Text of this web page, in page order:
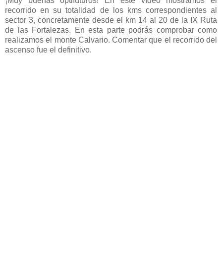
recorrido en su totalidad de los kms correspondientes al
sector 3, concretamente desde el km 14 al 20 de la IX Ruta
de las Fortalezas. En esta parte podrás comprobar como
realizamos el monte Calvario. Comentar que el recorrido del
ascenso fue el definitivo.